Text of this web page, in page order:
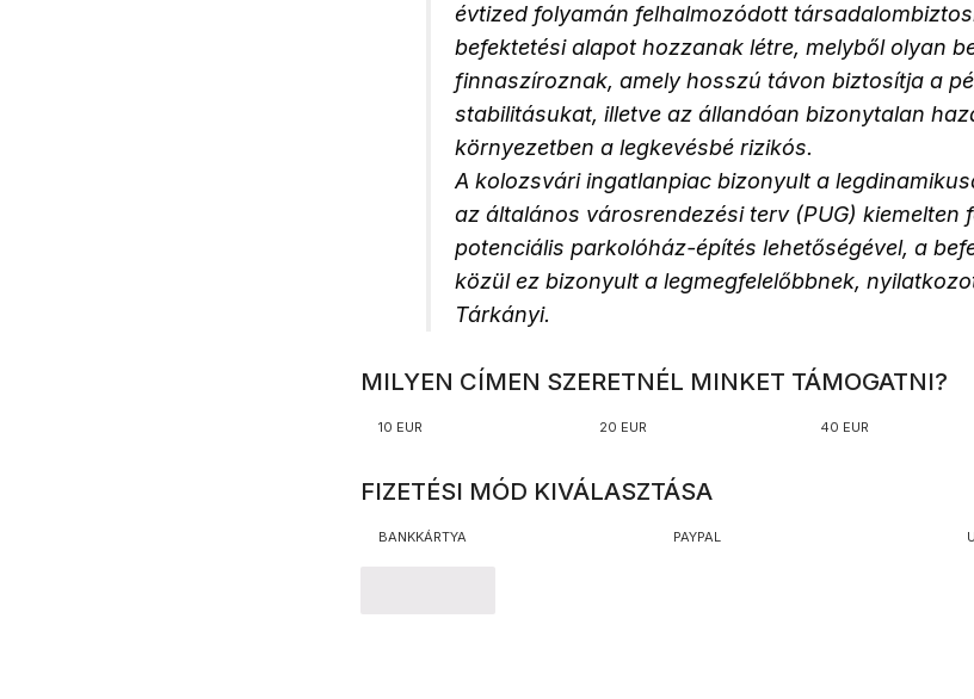
évtized folyamán felhalmozódott
befektetési alapot hozzanak létre, melyből olyan
finnaszíroznak, amely hosszú távon biztosítja a
stabilitásukat, illetve az állandóan bizonytalan
környezetben a legkevésbé rizikós.
A kolozsvári ingatlanpiac bizonyult a
az általános városrendezési terv (PUG) kiemelten
potenciális parkolóház-építés lehetőségével, a
közül ez bizonyult a legmegfelelőbbnek,
Tárkányi.
MILYEN CÍMEN SZERETNÉL MINKET TÁMOGATNI?
10 EUR 20 EUR 40 EUR
FIZETÉSI MÓD KIVÁLASZTÁSA
BANKKÁRTYA PAYPAL